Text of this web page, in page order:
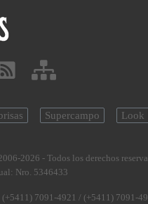
Supercampo Look
2026 - Todos los derechos
Nro. 5346433
(+5411) 7091-4921 / (+5411) 7091-